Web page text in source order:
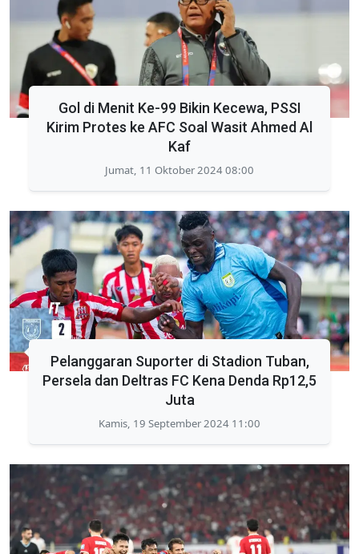
Gol di Menit Ke-99 Bikin Kecewa, PSSI
Kirim Protes ke AFC Soal Wasit Ahmed Al
Kaf
Jumat, 11 Oktober 2024 08:00
Pelanggaran Suporter di Stadion Tuban,
Persela dan Deltras FC Kena Denda Rp12,5
Juta
Kamis, 19 September 2024 11:00